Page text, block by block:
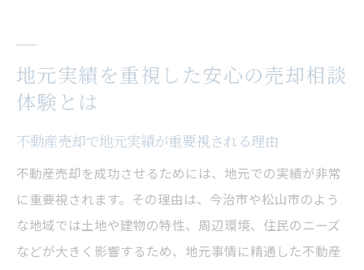
地元実績を重視した安心の売却相談
体験とは
不動産売却で地元実績が重要視される理由
不動産売却を成功させるためには、地元での実績が非常
に重要視されます。その理由は、今治市や松山市のよう
な地域では土地や建物の特性、周辺環境、住民のニーズ
などが大きく影響するため、地元事情に精通した不動産